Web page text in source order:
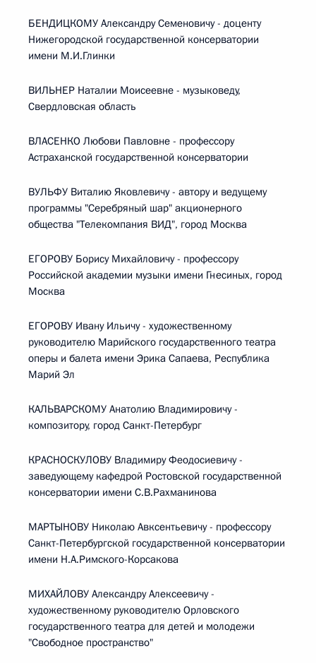
БЕНДИЦКОМУ Александру Семеновичу - доценту
Нижегородской государственной консерватории
имени М.И.Глинки
ВИЛЬНЕР Наталии Моисеевне - музыковеду,
Свердловская область
ВЛАСЕНКО Любови Павловне - профессору
Астраханской государственной консерватории
ВУЛЬФУ Виталию Яковлевичу - автору и ведущему
программы "Серебряный шар" акционерного
общества "Телекомпания ВИД", город Москва
ЕГОРОВУ Борису Михайловичу - профессору
Российской академии музыки имени Гнесиных, город
Москва
ЕГОРОВУ Ивану Ильичу - художественному
руководителю Марийского государственного театра
оперы и балета имени Эрика Сапаева, Республика
Марий Эл
КАЛЬВАРСКОМУ Анатолию Владимировичу -
композитору, город Санкт-Петербург
КРАСНОСКУЛОВУ Владимиру Феодосиевичу -
заведующему кафедрой Ростовской государственной
консерватории имени С.В.Рахманинова
МАРТЫНОВУ Николаю Авксентьевичу - профессору
Санкт-Петербургской государственной консерватории
имени Н.А.Римского-Корсакова
МИХАЙЛОВУ Александру Алексеевичу -
художественному руководителю Орловского
государственного театра для детей и молодежи
"Свободное пространство"